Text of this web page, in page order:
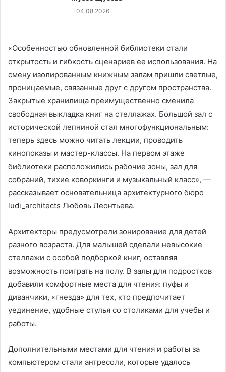
04.08.2026
«Особенностью обновленной библиотеки стали
открытость и гибкость сценариев ее использования. На
смену изолированным книжным залам пришли светлые,
проницаемые, связанные друг с другом пространства.
Закрытые хранилища преимущественно сменила
свободная выкладка книг на стеллажах. Большой зал с
исторической лепниной стал многофункциональным:
теперь здесь можно читать лекции, проводить
кинопоказы и мастер-классы. На первом этаже
библиотеки расположились рабочие зоны, зал для
собраний, тихие коворкинги и музыкальный класс», —
рассказывает основательница архитектурного бюро
ludi_architects Любовь Леонтьева.
Архитекторы предусмотрели зонирование для детей
разного возраста. Для малышей сделали невысокие
стеллажи c особой подборкой книг, оставляя
возможность поиграть на полу. В залы для подростков
добавили комфортные места для чтения: пуфы и
диванчики, «гнезда» для тех, кто предпочитает
уединение, удобные стулья со столиками для учебы и
работы.
Дополнительными местами для чтения и работы за
компьютером стали антресоли, которые удалось